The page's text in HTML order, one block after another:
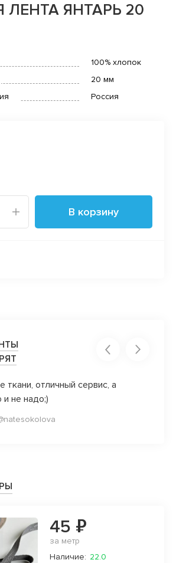
ЛЕНТА ЯНТАРЬ 20
100% хлопок
20 мм
Россия
В корзину
ткани, отличный сервис, а
не надо;)
45 ₽
за метр
Наличие: 22.0